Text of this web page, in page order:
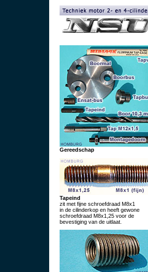
Gereedschap
Tapeind
zit met fijne schroefdraad M8x1
in de cilinderkop en heeft gewone
schroefdraad M8x1,25 voor de
bevestiging van de uitlaat.